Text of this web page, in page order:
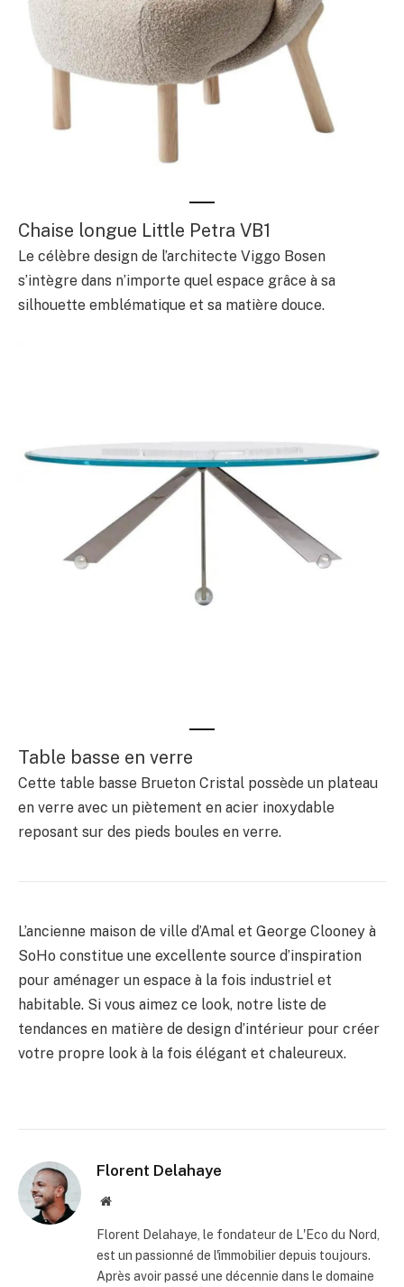
Chaise longue Little Petra VB1
Le célèbre design de l’architecte Viggo Bosen
s’intègre dans n’importe quel espace grâce à sa
silhouette emblématique et sa matière douce.
Table basse en verre
Cette table basse Brueton Cristal possède un plateau
en verre avec un piètement en acier inoxydable
reposant sur des pieds boules en verre.
L’ancienne maison de ville d’Amal et George Clooney à
SoHo constitue une excellente source d’inspiration
pour aménager un espace à la fois industriel et
habitable. Si vous aimez ce look, notre liste de
tendances en matière de design d’intérieur pour créer
votre propre look à la fois élégant et chaleureux.
Florent Delahaye
Site
Florent Delahaye, le fondateur de L'Eco du Nord,
est un passionné de l'immobilier depuis toujours.
Après avoir passé une décennie dans le domaine